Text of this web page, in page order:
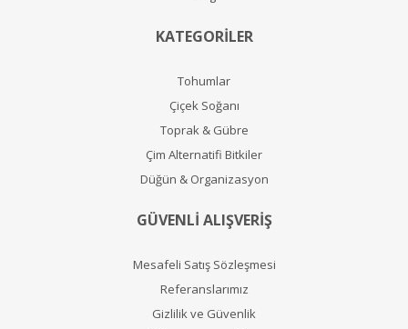
KATEGORİLER
Tohumlar
Çiçek Soğanı
Toprak & Gübre
Çim Alternatifi Bitkiler
Düğün & Organizasyon
GÜVENLİ ALIŞVERİŞ
Mesafeli Satış Sözleşmesi
Referanslarımız
Gizlilik ve Güvenlik